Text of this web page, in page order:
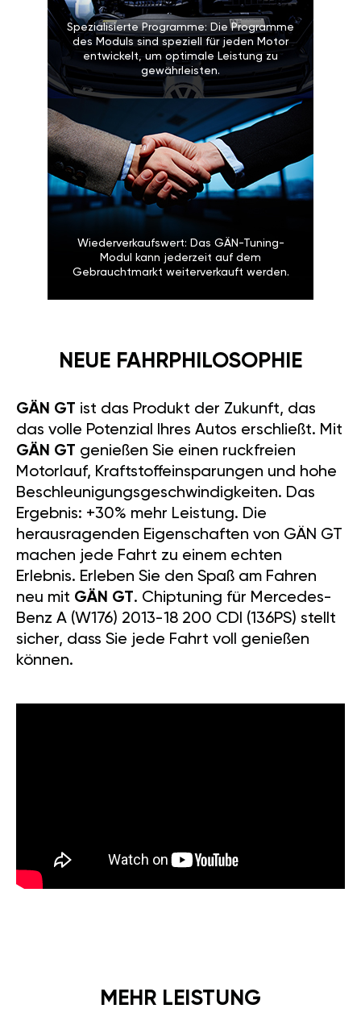
Spezialisierte Programme: Die Programme
des Moduls sind speziell für jeden Motor
entwickelt, um optimale Leistung zu
gewährleisten.
Wiederverkaufswert: Das GÄN-Tuning-
Modul kann jederzeit auf dem
Gebrauchtmarkt weiterverkauft werden.
NEUE FAHRPHILOSOPHIE
GÄN GT ist das Produkt der Zukunft, das
das volle Potenzial Ihres Autos erschließt. Mit
GÄN GT genießen Sie einen ruckfreien
Motorlauf, Kraftstoffeinsparungen und hohe
Beschleunigungsgeschwindigkeiten. Das
Ergebnis: +30% mehr Leistung. Die
herausragenden Eigenschaften von GÄN GT
machen jede Fahrt zu einem echten
Erlebnis. Erleben Sie den Spaß am Fahren
neu mit GÄN GT. Chiptuning für Mercedes-
Benz A (W176) 2013-18 200 CDI (136PS) stellt
sicher, dass Sie jede Fahrt voll genießen
können.
MEHR LEISTUNG